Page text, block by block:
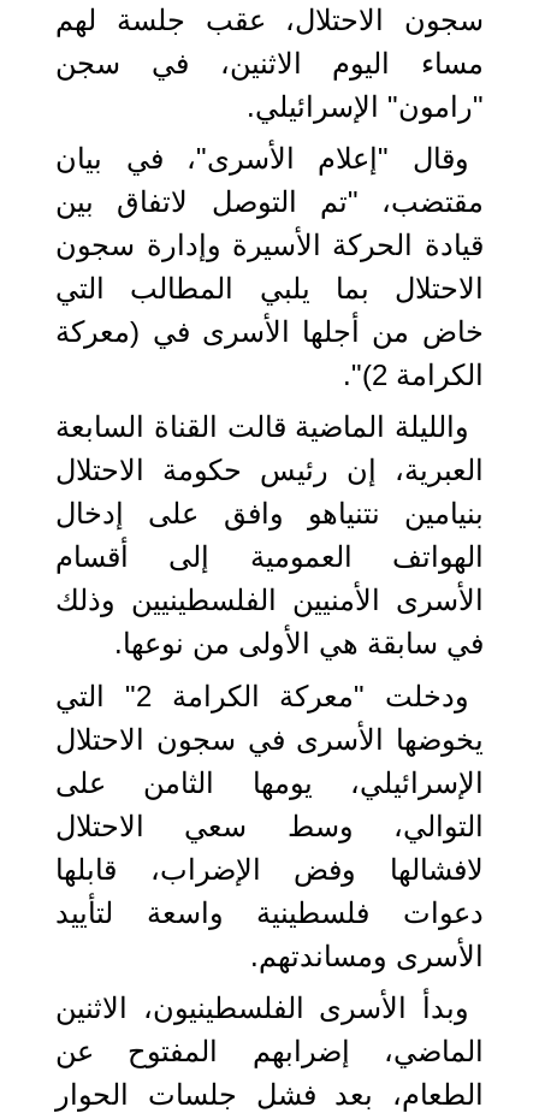
سجون الاحتلال، عقب جلسة لهم
مساء اليوم الاثنين، في سجن
"رامون" الإسرائيلي.
وقال "إعلام الأسرى"، في بيان
مقتضب، "تم التوصل لاتفاق بين
قيادة الحركة الأسيرة وإدارة سجون
الاحتلال بما يلبي المطالب التي
خاض من أجلها الأسرى في (معركة
الكرامة 2)".
والليلة الماضية قالت القناة السابعة
العبرية، إن رئيس حكومة الاحتلال
بنيامين نتنياهو وافق على إدخال
الهواتف العمومية إلى أقسام
الأسرى الأمنيين الفلسطينيين وذلك
في سابقة هي الأولى من نوعها.
ودخلت "معركة الكرامة 2" التي
يخوضها الأسرى في سجون الاحتلال
الإسرائيلي، يومها الثامن على
التوالي، وسط سعي الاحتلال
لافشالها وفض الإضراب، قابلها
دعوات فلسطينية واسعة لتأييد
الأسرى ومساندتهم.
وبدأ الأسرى الفلسطينيون، الاثنين
الماضي، إضرابهم المفتوح عن
الطعام، بعد فشل جلسات الحوار